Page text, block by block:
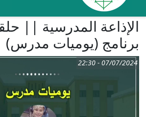
الإذاعة المدرسية ||
برنامج (يوميات مدرس)
07/07/2024 - 22:30